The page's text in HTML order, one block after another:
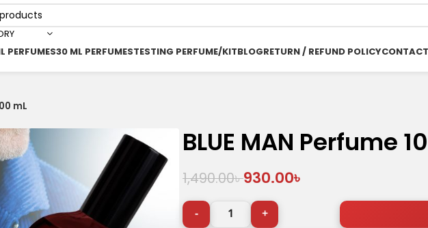
PERFUMES30 ML PERFUMESTESTING PERFUME/KITBLOGRETURN / REFUND POLICY
mL
BLUE MAN Perfume
1,490.00৳930.00৳